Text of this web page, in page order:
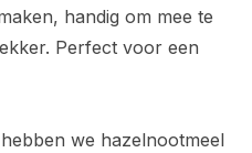
handig om mee te
Perfect voor een
we hazelnootmeel